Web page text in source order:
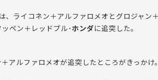
は、ライコネン＋アルファロメオとグロジャン
ペン＋レッドブル･ホンダに追突した。
アルファロメオが追突したところがきっかけ。